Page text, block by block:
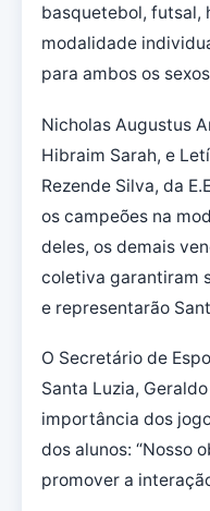
basquetebol, futsal,
modalidade
para ambos os
Nicholas Augustus
Hibraim Sarah, e
Rezende Silva, da
os campeões na
deles, os demais
coletiva garantiram
e representarão
O Secretário de
Santa Luzia,
importância dos
dos alunos: “Nosso
promover a